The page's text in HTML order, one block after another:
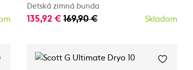
Detská zimná bunda
135,92 € 169,90 € Skladom